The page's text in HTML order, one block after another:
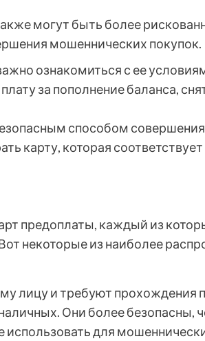
могут быть более
мошеннических покупок.
ознакомиться с ее
за пополнение баланса,
способом совершения
карту, которая
предоплаты, каждый из
некоторые из наиболее
лицу и требуют прохождения
Они более безопасны,
для